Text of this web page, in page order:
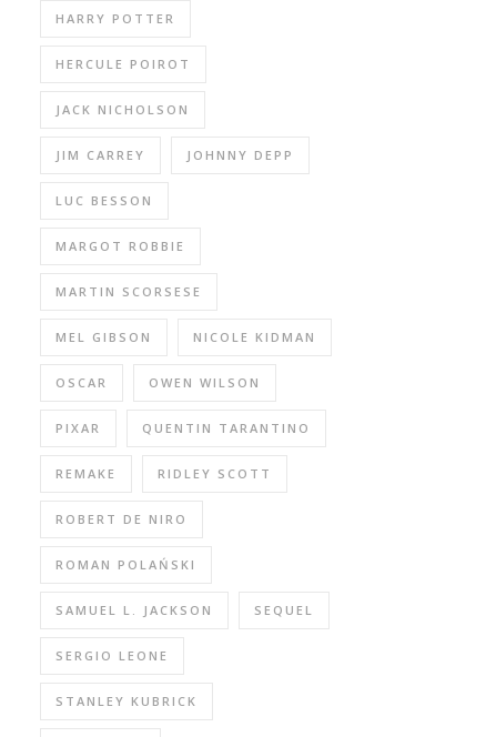
HARRY POTTER
HERCULE POIROT
JACK NICHOLSON
JIM CARREY JOHNNY DEPP
LUC BESSON
MARGOT ROBBIE
MARTIN SCORSESE
MEL GIBSON NICOLE KIDMAN
OSCAR OWEN WILSON
PIXAR QUENTIN TARANTINO
REMAKE RIDLEY SCOTT
ROBERT DE NIRO
ROMAN POLAŃSKI
SAMUEL L. JACKSON SEQUEL
SERGIO LEONE
STANLEY KUBRICK